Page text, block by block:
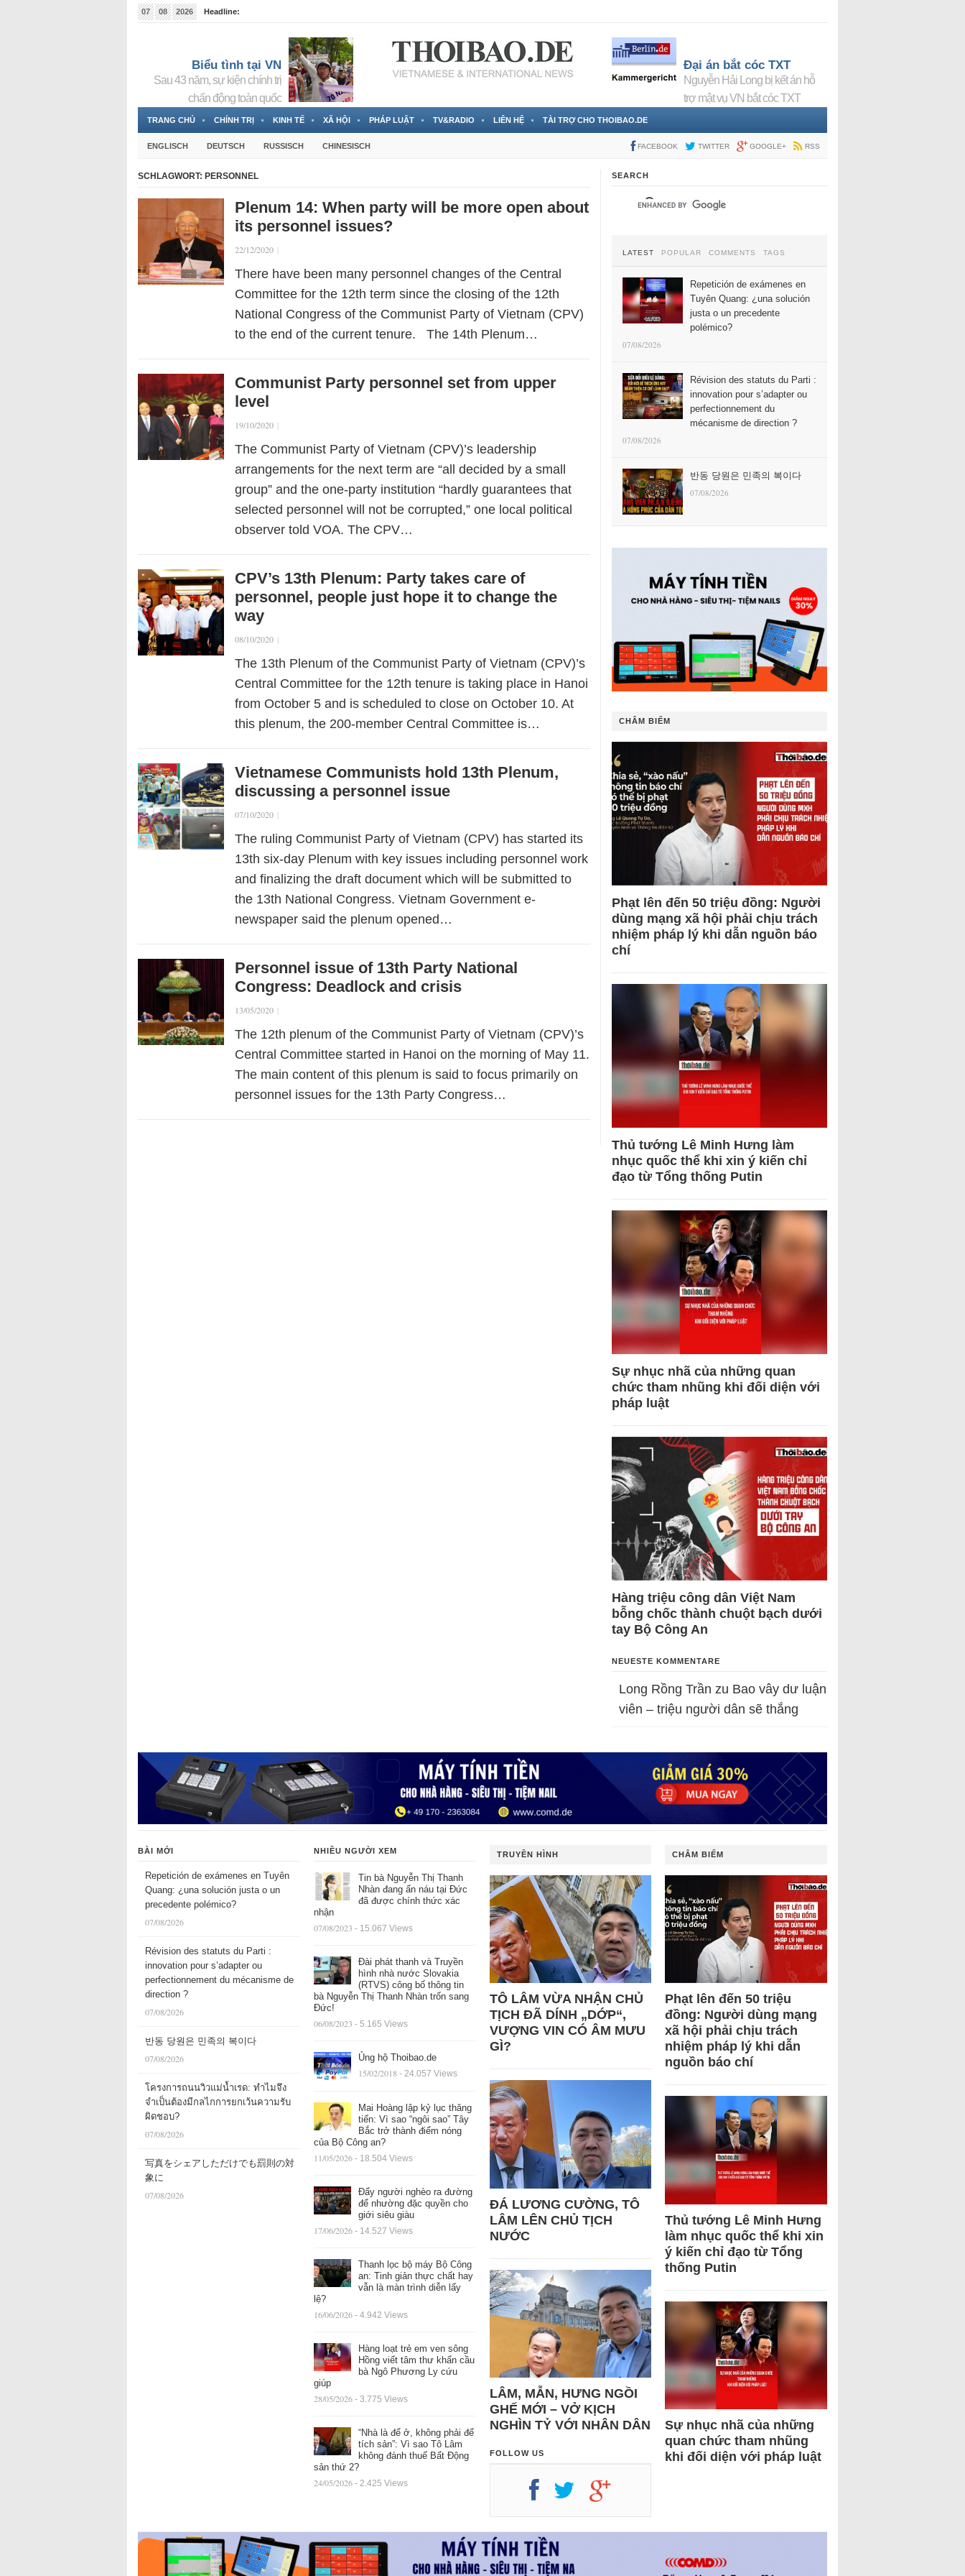
07 08 2026
Headline:
Biểu tình tại VN
Sau 43 năm, sự kiện chính trị
chấn động toàn quốc
Đại án bắt cóc TXT
Nguyễn Hải Long bị kết án hỗ
trợ mật vụ VN bắt cóc TXT
TRANG CHỦ CHÍNH TRỊ KINH TẾ XÃ HỘI PHÁP LUẬT TV&RADIO LIÊN HỆ TÀI TRỢ CHO THOIBAO.DE
ENGLISCH DEUTSCH RUSSISCH CHINESISCH FACEBOOK TWITTER GOOGLE+ RSS
SCHLAGWORT: PERSONNEL
Plenum 14: When party will be more open about
its personnel issues?
22/12/2020 |
There have been many personnel changes of the Central
Committee for the 12th term since the closing of the 12th
National Congress of the Communist Party of Vietnam (CPV)
to the end of the current tenure. The 14th Plenum…
Communist Party personnel set from upper
level
19/10/2020 |
The Communist Party of Vietnam (CPV)’s leadership
arrangements for the next term are “all decided by a small
group” and the one-party institution “hardly guarantees that
selected personnel will not be corrupted,” one local political
observer told VOA. The CPV…
CPV’s 13th Plenum: Party takes care of
personnel, people just hope it to change the
way
08/10/2020 |
The 13th Plenum of the Communist Party of Vietnam (CPV)’s
Central Committee for the 12th tenure is taking place in Hanoi
from October 5 and is scheduled to close on October 10. At
this plenum, the 200-member Central Committee is…
Vietnamese Communists hold 13th Plenum,
discussing a personnel issue
07/10/2020 |
The ruling Communist Party of Vietnam (CPV) has started its
13th six-day Plenum with key issues including personnel work
and finalizing the draft document which will be submitted to
the 13th National Congress. Vietnam Government e-
newspaper said the plenum opened…
Personnel issue of 13th Party National
Congress: Deadlock and crisis
13/05/2020 |
The 12th plenum of the Communist Party of Vietnam (CPV)’s
Central Committee started in Hanoi on the morning of May 11.
The main content of this plenum is said to focus primarily on
personnel issues for the 13th Party Congress…
SEARCH
LATEST POPULAR COMMENTS TAGS
Repetición de exámenes en
Tuyên Quang: ¿una solución
justa o un precedente
polémico?
07/08/2026
Révision des statuts du Parti :
innovation pour s’adapter ou
perfectionnement du
mécanisme de direction ?
07/08/2026
반동 당원은 민족의 복이다
07/08/2026
CHÂM BIẾM
Phạt lên đến 50 triệu đồng: Người
dùng mạng xã hội phải chịu trách
nhiệm pháp lý khi dẫn nguồn báo
chí
Thủ tướng Lê Minh Hưng làm
nhục quốc thể khi xin ý kiến chỉ
đạo từ Tổng thống Putin
Sự nhục nhã của những quan
chức tham nhũng khi đối diện với
pháp luật
Hàng triệu công dân Việt Nam
bỗng chốc thành chuột bạch dưới
tay Bộ Công An
NEUESTE KOMMENTARE
Long Rồng Trần zu Bao vây dư luận
viên – triệu người dân sẽ thắng
BÀI MỚI
Repetición de exámenes en Tuyên
Quang: ¿una solución justa o un
precedente polémico?
07/08/2026
Révision des statuts du Parti :
innovation pour s’adapter ou
perfectionnement du mécanisme de
direction ?
07/08/2026
반동 당원은 민족의 복이다
07/08/2026
โครงการถนนวิวแม่น้ำเรด: ทำไมจึง
จำเป็นต้องมีกลไกการยกเว้นความรับ
ผิดชอบ?
07/08/2026
写真をシェアしただけでも罰則の対
象に
07/08/2026
NHIỀU NGƯỜI XEM
Tin bà Nguyễn Thị Thanh
Nhàn đang ẩn náu tại Đức
đã được chính thức xác
nhận
07/08/2023 - 15.067 Views
Đài phát thanh và Truyền
hình nhà nước Slovakia
(RTVS) công bố thông tin
bà Nguyễn Thị Thanh Nhàn trốn sang
Đức!
06/08/2023 - 5.165 Views
Ủng hộ Thoibao.de
15/02/2018 - 24.057 Views
Mai Hoàng lập kỷ lục thăng
tiến: Vì sao “ngôi sao” Tây
Bắc trở thành điểm nóng
của Bộ Công an?
11/05/2026 - 18.504 Views
Đẩy người nghèo ra đường
để nhường đặc quyền cho
giới siêu giàu
17/06/2026 - 14.527 Views
Thanh lọc bộ máy Bộ Công
an: Tinh giản thực chất hay
vẫn là màn trình diễn lấy
lệ?
16/06/2026 - 4.942 Views
Hàng loạt trẻ em ven sông
Hồng viết tâm thư khẩn cầu
bà Ngô Phương Ly cứu
giúp
28/05/2026 - 3.775 Views
“Nhà là để ở, không phải để
tích sản”: Vì sao Tô Lâm
không đánh thuế Bất Động
sản thứ 2?
24/05/2026 - 2.425 Views
TRUYỀN HÌNH
TÔ LÂM VỪA NHẬN CHỦ
TỊCH ĐÃ DÍNH „DỚP“,
VƯỢNG VIN CÓ ÂM MƯU
GÌ?
ĐÁ LƯƠNG CƯỜNG, TÔ
LÂM LÊN CHỦ TỊCH
NƯỚC
LÂM, MẪN, HƯNG NGỒI
GHẾ MỚI – VỞ KỊCH
NGHÌN TỶ VỚI NHÂN DÂN
FOLLOW US
CHÂM BIẾM
Phạt lên đến 50 triệu
đồng: Người dùng mạng
xã hội phải chịu trách
nhiệm pháp lý khi dẫn
nguồn báo chí
Thủ tướng Lê Minh Hưng
làm nhục quốc thể khi xin
ý kiến chỉ đạo từ Tổng
thống Putin
Sự nhục nhã của những
quan chức tham nhũng
khi đối diện với pháp luật